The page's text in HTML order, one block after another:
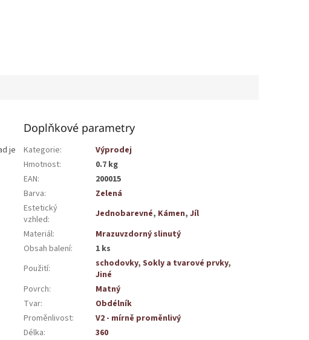
je
Doplňkové parametry
Kategorie:
Výprodej
Hmotnost:
0.7 kg
EAN:
200015
Barva:
Zelená
Estetický
vzhled: Jednobarevné, Kámen, Jíl
Materiál:
Mrazuvzdorný slinutý
Obsah balení:
1 ks
Použití: schodovky, Sokly a tvarové prvky,
Jiné
Povrch:
Matný
Tvar:
Obdélník
Proměnlivost:
V2 - mírně proměnlivý
Délka:
360